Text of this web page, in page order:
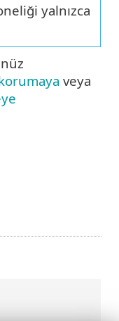
yalnızca
veya